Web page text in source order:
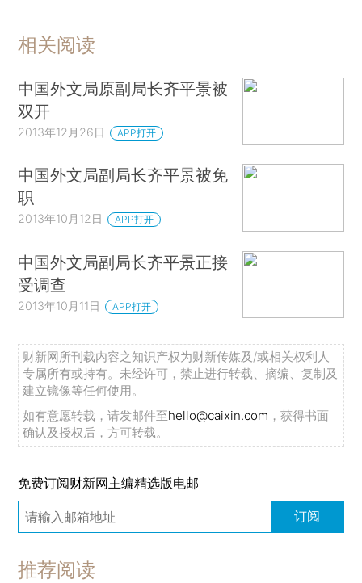
相关阅读
中国外文局原副局长齐平景被
双开
2013年12月26日 APP打开
中国外文局副局长齐平景被免
职
2013年10月12日 APP打开
中国外文局副局长齐平景正接
受调查
2013年10月11日 APP打开
财新网所刊载内容之知识产权为财新传媒及/或相关权利人
专属所有或持有。未经许可，禁止进行转载、摘编、复制及
建立镜像等任何使用。
如有意愿转载，请发邮件至hello@caixin.com ，获得书面
确认及授权后，方可转载。
免费订阅财新网主编精选版电邮
订阅
推荐阅读